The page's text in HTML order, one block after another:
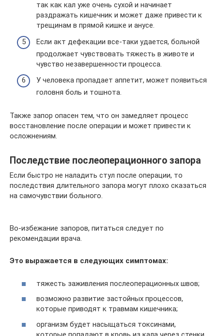
так как кал уже очень сухой и начинает
раздражать кишечник и может даже привести к
трещинам в прямой кишке и анусе.
Если акт дефекации все-таки удается, больной
продолжает чувствовать тяжесть в животе и
чувство незавершенности процесса.
У человека пропадает аппетит, может появиться
головня боль и тошнота.
Также запор опасен тем, что он замедляет процесс
восстановление после операции и может привести к
осложнениям.
Последствие послеоперационного запора
Если быстро не наладить стул после операции, то
последствия длительного запора могут плохо сказаться
на самочувствии больного.
Во-избежание запоров, питаться следует по
рекомендации врача.
Это выражается в следующих симптомах:
тяжесть заживления послеоперационных швов;
возможно развитие застойных процессов,
которые приводят к травмам кишечника;
организм будет насыщаться токсинами,